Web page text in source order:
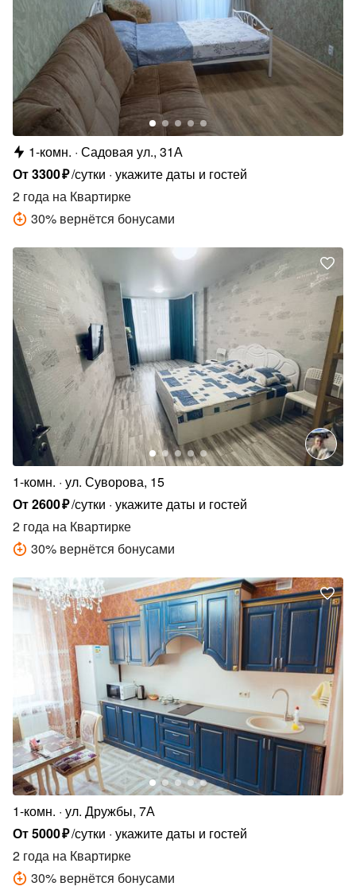
1-комн. Садовая ул., 31А
От3300₽/сутки укажите даты и гостей
2 года на Квартирке
30% вернётся бонусами
1-комн. ул. Суворова, 15
От2600₽/сутки укажите даты и гостей
2 года на Квартирке
30% вернётся бонусами
1-комн. ул. Дружбы, 7А
От5000₽/сутки укажите даты и гостей
2 года на Квартирке
30% вернётся бонусами